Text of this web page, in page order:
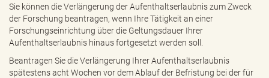
Sie können die Verlängerung der Aufenthaltserlaubnis zum Zweck
der Forschung beantragen, wenn Ihre Tätigkeit an einer
Forschungseinrichtung über die Geltungsdauer Ihrer
Aufenthaltserlaubnis hinaus fortgesetzt werden soll.
Beantragen Sie die Verlängerung Ihrer Aufenthaltserlaubnis
spätestens acht Wochen vor dem Ablauf der Befristung bei der für